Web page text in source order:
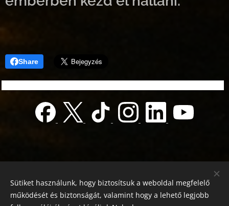
Share
Sütiket használunk, hogy biztosítsuk a weboldal megfelelő
működését és biztonságát, valamint hogy a lehető legjobb